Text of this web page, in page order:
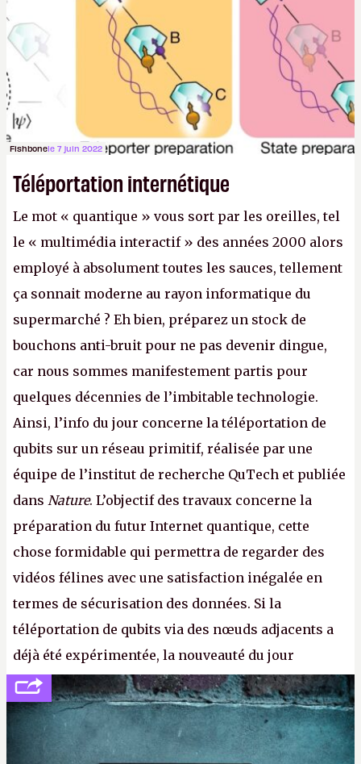
informatique après le World Wide Web et le mobile
(Crédit photo : Pexels / Pixabay)
Fishbonele 7 juin 2022
Téléportation internétique
Le mot « quantique » vous sort par les oreilles, tel
le « multimédia interactif » des années 2000 alors
employé à absolument toutes les sauces, tellement
ça sonnait moderne au rayon informatique du
supermarché ? Eh bien, préparez un stock de
bouchons anti-bruit pour ne pas devenir dingue,
car nous sommes manifestement partis pour
quelques décennies de l’imbitable technologie.
Ainsi, l’info du jour concerne la téléportation de
qubits sur un réseau primitif, réalisée par une
équipe de l’institut de recherche QuTech et publiée
dans Nature. L’objectif des travaux concerne la
préparation du futur Internet quantique, cette
chose formidable qui permettra de regarder des
vidéos félines avec une satisfaction inégalée en
termes de sécurisation des données. Si la
téléportation de qubits via des nœuds adjacents a
déjà été expérimentée, la nouveauté du jour
concerne le recours à des nœuds distants, pour ne
pas dire un réseau quantique multimédia interactif
(avec l’option Péritel). (
http://cpc.cx/AH432N4
Crédit photo : QuTech / Nature)